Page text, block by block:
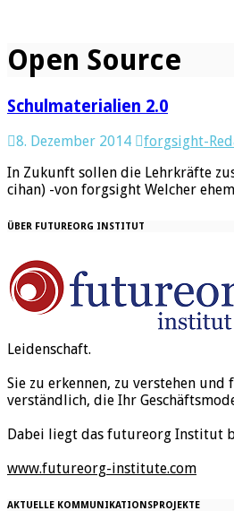
Open Source
Schulmaterialien 2.0
8. Dezember 2014
forgsight-
In Zukunft sollen die Lehrkräfte
cihan) -von forgsight Welcher
ÜBER FUTUREORG INSTITUT
Leidenschaft.
Sie zu erkennen, zu verstehen
verständlich, die Ihr
Dabei liegt das futureorg Institut
www.futureorg-institute.com
AKTUELLE KOMMUNIKATIONSPROJEKTE